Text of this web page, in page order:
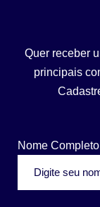
Quer receber
principais
Nome Completo